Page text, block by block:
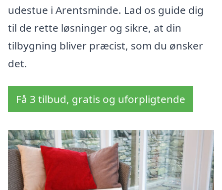
udestue i Arentsminde. Lad os guide dig
til de rette løsninger og sikre, at din
tilbygning bliver præcist, som du ønsker
det.
Få 3 tilbud, gratis og uforpligtende